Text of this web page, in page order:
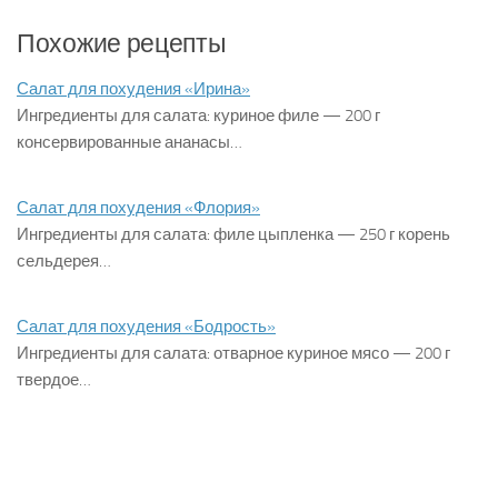
Похожие рецепты
Салат для похудения «Ирина»
Ингредиенты для салата: куриное филе — 200 г
консервированные ананасы…
Салат для похудения «Флория»
Ингредиенты для салата: филе цыпленка — 250 г корень
сельдерея…
Салат для похудения «Бодрость»
Ингредиенты для салата: отварное куриное мясо — 200 г
твердое…